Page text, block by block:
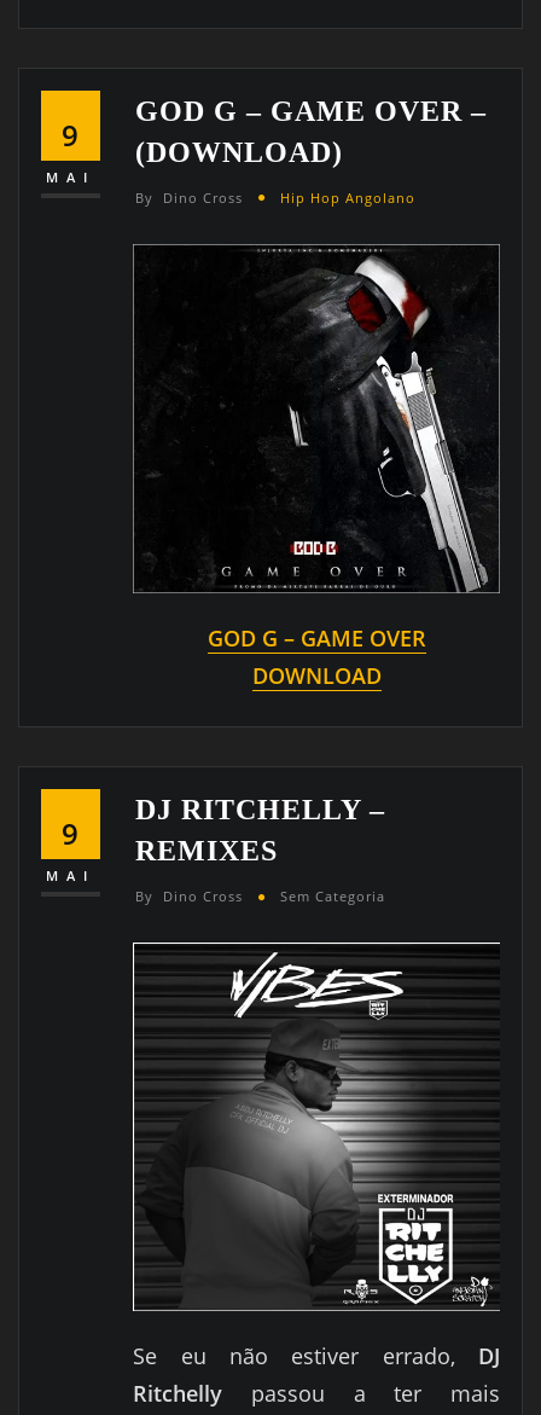
9
MAI
GOD G – GAME OVER –
(DOWNLOAD)
By Dino Cross Hip Hop Angolano
GOD G – GAME OVER
DOWNLOAD
9
MAI
DJ RITCHELLY –
REMIXES
By Dino Cross Sem Categoria
Se eu não estiver errado, DJ
Ritchelly passou a ter mais